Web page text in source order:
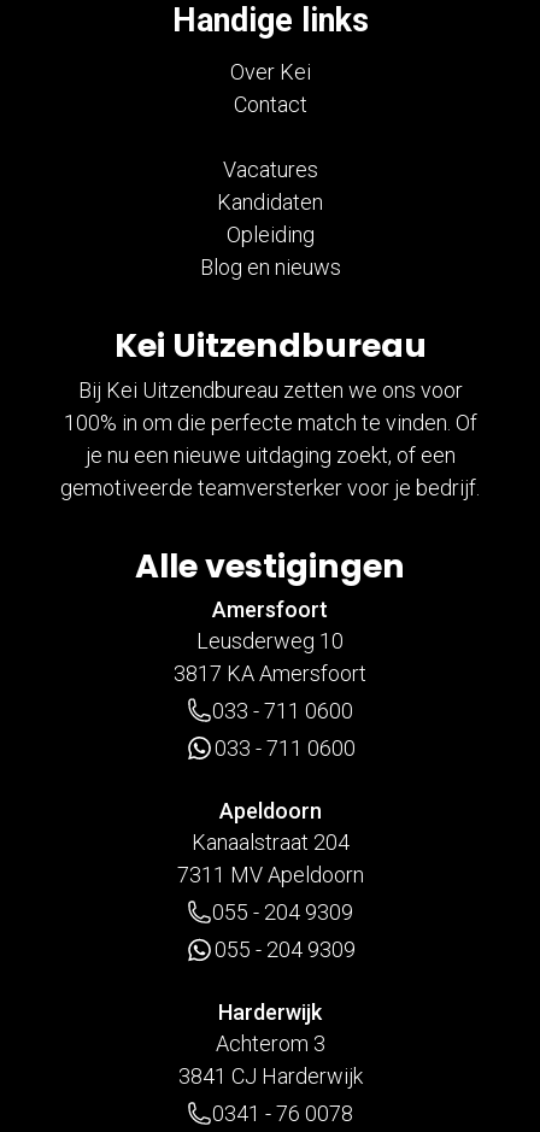
Kei Uitzendbureau
Bij Kei Uitzendbureau zetten we ons voor
100% in om die perfecte match te vinden. Of
je nu een nieuwe uitdaging zoekt, of een
gemotiveerde teamversterker voor je bedrijf.
Alle vestigingen
Amersfoort
Leusderweg 10
3817 KA Amersfoort
033 - 711 0600
033 - 711 0600
Apeldoorn
Kanaalstraat 204
7311 MV Apeldoorn
055 - 204 9309
055 - 204 9309
Harderwijk
Achterom 3
3841 CJ Harderwijk
0341 - 76 0078
Handige links
Over Kei
Contact
Vacatures
Kandidaten
Opleiding
Blog en nieuws